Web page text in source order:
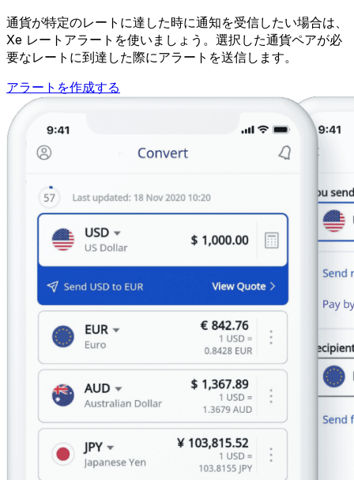
通貨が特定のレートに達した時に通知を受信したい場合は、
Xe レートアラートを使いましょう。選択した通貨ペアが必
要なレートに到達した際にアラートを送信します。
アラートを作成する